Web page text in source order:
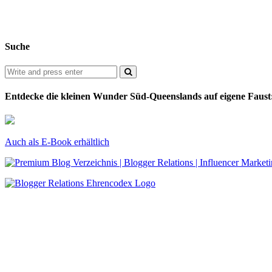
Suche
Entdecke die kleinen Wunder Süd-Queenslands auf eigene
Auch als E-Book erhältlich